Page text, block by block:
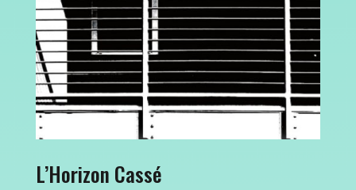
L’Horizon Cassé